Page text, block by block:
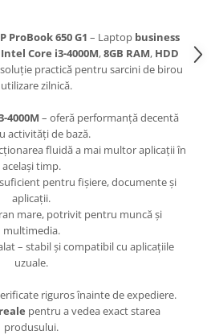
ProBook 650 G1 – Laptop business
Intel Core i3-4000M,8GB RAM, HDD
practică pentru sarcini de birou
zilnică.
4000M – oferă performanță decentă
activități de bază.
fluidă a mai multor aplicații în
același timp.
pentru fișiere, documente și
aplicații.
mare, potrivit pentru muncă și
multimedia.
– stabil și compatibil cu aplicațiile
uzuale.
riguros înainte de expediere.
pentru a vedea exact starea
produsului.